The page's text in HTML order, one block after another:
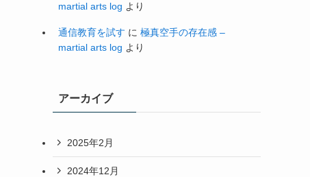
martial arts log より
通信教育を試す に 極真空手の存在感 –
martial arts log より
アーカイブ
2025年2月
2024年12月